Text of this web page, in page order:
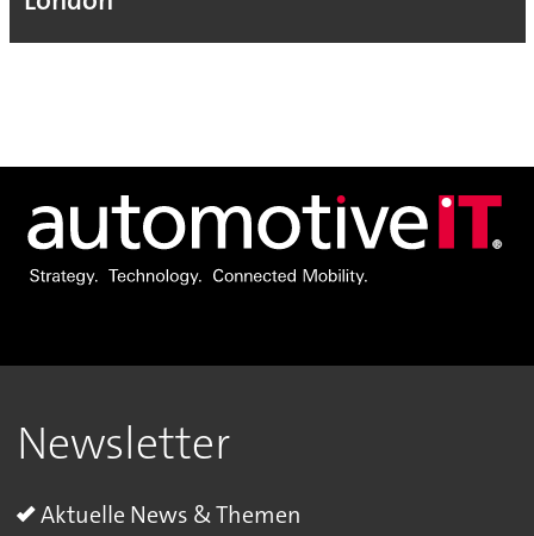
Newsletter
Aktuelle News & Themen